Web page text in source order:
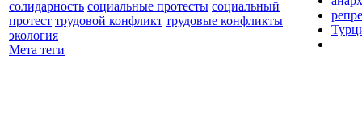
солидарность социальные протесты социальный
протест трудовой конфликт трудовые конфликты
экология
Мета теги